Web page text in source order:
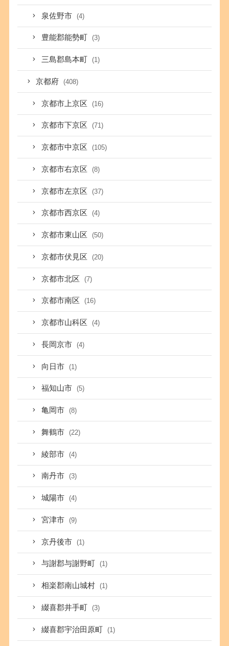
泉佐野市 (4)
豊能郡能勢町 (3)
三島郡島本町 (1)
京都府 (408)
京都市上京区 (16)
京都市下京区 (71)
京都市中京区 (105)
京都市右京区 (8)
京都市左京区 (37)
京都市西京区 (4)
京都市東山区 (50)
京都市伏見区 (20)
京都市北区 (7)
京都市南区 (16)
京都市山科区 (4)
長岡京市 (4)
向日市 (1)
福知山市 (5)
亀岡市 (8)
舞鶴市 (22)
綾部市 (4)
南丹市 (3)
城陽市 (4)
宮津市 (9)
京丹後市 (1)
与謝郡与謝野町 (1)
相楽郡南山城村 (1)
綴喜郡井手町 (3)
綴喜郡宇治田原町 (1)